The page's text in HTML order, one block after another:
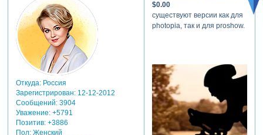
текст:
для просмотра
Зарегистрируйтесь,
чтобы увидеть
ссылки
или
зарегистрируйтесь
теги: переход photopia
Откуда:Россия
Зарегистрирован: 12-12-2012
Сообщений:3904
Уважение: +5791
Позитив: +3886
Пол:Женский
$0.00
существуют версии как для
photopia, так и для proshow.